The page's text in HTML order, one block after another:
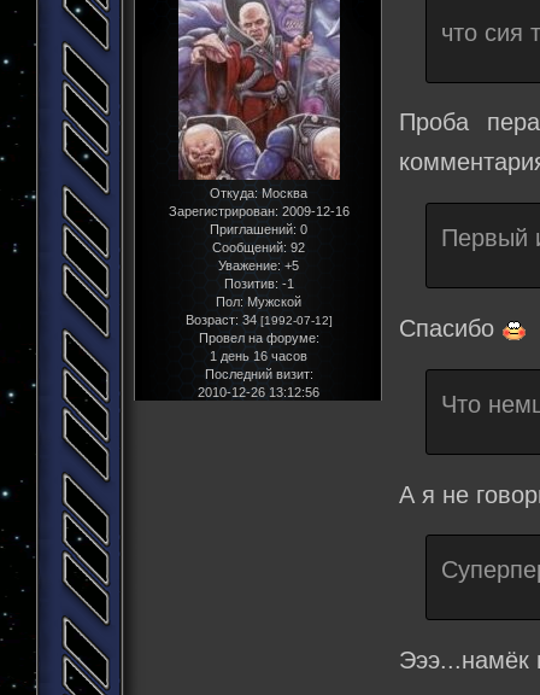
Откуда:Москва
Зарегистрирован: 2009-12-16
Приглашений: 0
Сообщений: 92
Уважение: +5
Позитив: -1
Пол: Мужской
Возраст: 34 [1992-07-12]
Провел на форуме:
1 день 16 часов
Последний визит:
2010-12-26 13:12:56
что сия
Проба
Первый
Спасибо
Что
А я не
Эээ...намёк